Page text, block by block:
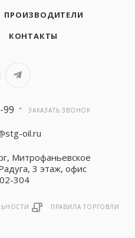
ПРОИЗВОДИТЕЛИ
КОНТАКТЫ
99 ЗАКАЗАТЬ ЗВОНОК
oil.ru
Митрофаньевское
3 этаж, офис
304
ПРАВИЛА ТОРГОВЛИ